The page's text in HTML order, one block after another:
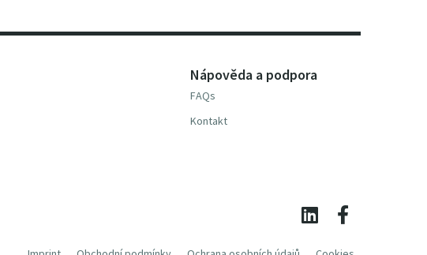
Nápověda a podpora
FAQs
Kontakt